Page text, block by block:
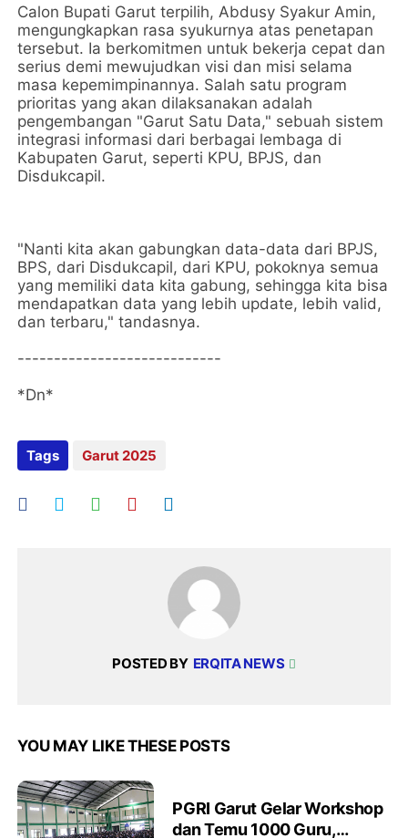
Calon Bupati Garut terpilih, Abdusy Syakur Amin,
mengungkapkan rasa syukurnya atas penetapan
tersebut. Ia berkomitmen untuk bekerja cepat dan
serius demi mewujudkan visi dan misi selama
masa kepemimpinannya. Salah satu program
prioritas yang akan dilaksanakan adalah
pengembangan "Garut Satu Data," sebuah sistem
integrasi informasi dari berbagai lembaga di
Kabupaten Garut, seperti KPU, BPJS, dan
Disdukcapil.
"Nanti kita akan gabungkan data-data dari BPJS,
BPS, dari Disdukcapil, dari KPU, pokoknya semua
yang memiliki data kita gabung, sehingga kita bisa
mendapatkan data yang lebih update, lebih valid,
dan terbaru," tandasnya.
----------------------------
*Dn*
Tags Garut 2025
POSTED BY ERQITA NEWS
YOU MAY LIKE THESE POSTS
PGRI Garut Gelar Workshop
dan Temu 1000 Guru,